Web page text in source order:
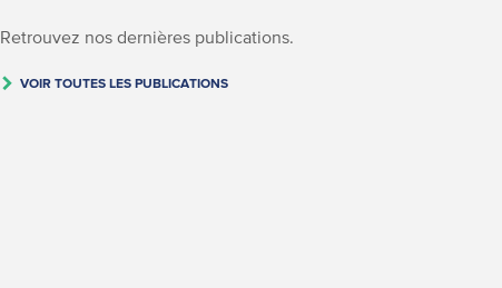
Retrouvez nos dernières publications.
VOIR TOUTES LES PUBLICATIONS